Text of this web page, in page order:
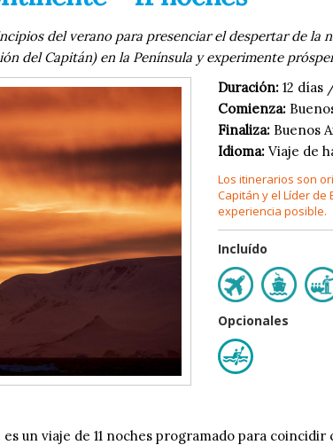
del verano para presenciar el despertar de
del Capitán) en la Península y experimente
Duración: 12 días
Comienza:
Finaliza: Buenos
Idioma: Viaje de
Los itinerarios son
Capitán y el Líder
experiencia posible.
Incluído
Opcionales
un viaje de 11 noches programado para